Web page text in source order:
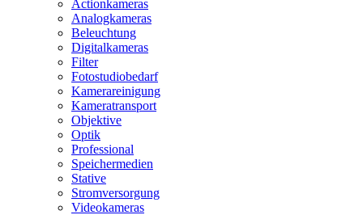
Actionkameras
Analogkameras
Beleuchtung
Digitalkameras
Filter
Fotostudiobedarf
Kamerareinigung
Kameratransport
Objektive
Optik
Professional
Speichermedien
Stative
Stromversorgung
Videokameras